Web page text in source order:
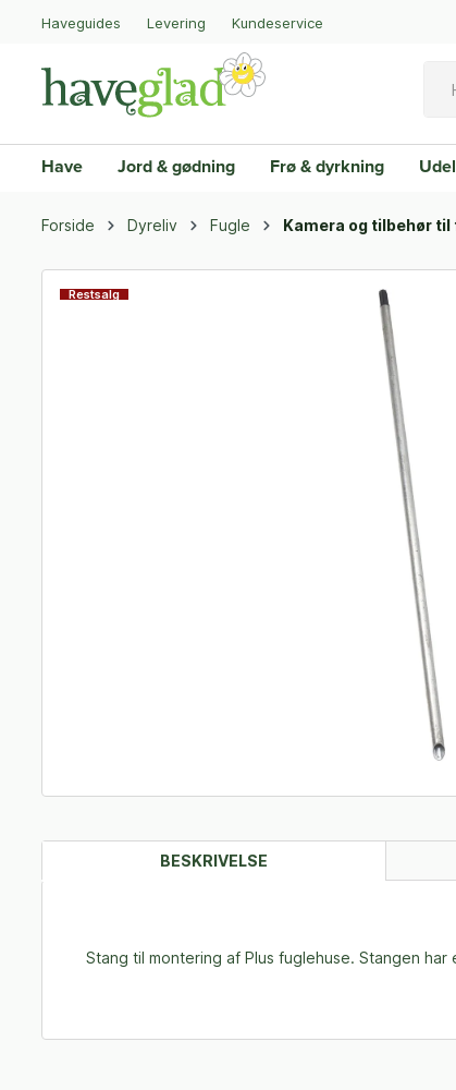
Haveguides Levering Kundeservice
Have Jord & gødning Frø & dyrkning
Forside Dyreliv Fugle Kamera og tilbehør til
Restsalg
BESKRIVELSE
Stang til montering af Plus fuglehuse. Stangen